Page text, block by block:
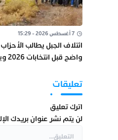
7 أغسطس 2026 - 15:29
ائتلاف الجبل يطالب
تعليقات
اترك تعليق
لن يتم نشر عنوان بريدك